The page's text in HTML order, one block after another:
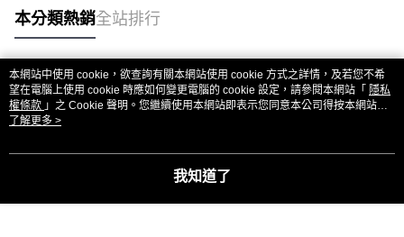
本分類熱銷全站排行
熱門標籤
本網站中使用 cookie，欲查詢有關本網站使用 cookie 方式之詳情，及若您不希
望在電腦上使用 cookie 時應如何變更電腦的 cookie 設定，請參閱本網站「 隱私
權條款 」之 Cookie 聲明。您繼續使用本網站即表示您同意本公司得按本網站使
用條款之 Cookie 聲明使用 cookie。
了解更多 >
我知道了